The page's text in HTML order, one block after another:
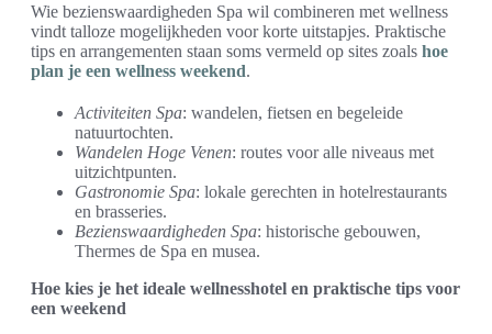
Wie bezienswaardigheden Spa wil combineren met wellness
vindt talloze mogelijkheden voor korte uitstapjes. Praktische
tips en arrangementen staan soms vermeld op sites zoals hoe
plan je een wellness weekend.
Activiteiten Spa: wandelen, fietsen en begeleide
natuurtochten.
Wandelen Hoge Venen: routes voor alle niveaus met
uitzichtpunten.
Gastronomie Spa: lokale gerechten in hotelrestaurants
en brasseries.
Bezienswaardigheden Spa: historische gebouwen,
Thermes de Spa en musea.
Hoe kies je het ideale wellnesshotel en praktische tips voor
een weekend